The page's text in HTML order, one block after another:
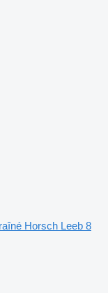
Horsch Leeb 8